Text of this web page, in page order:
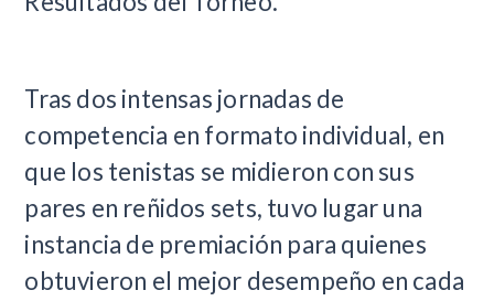
Tras dos intensas jornadas de
competencia en formato individual, en
que los tenistas se midieron con sus
pares en reñidos sets, tuvo lugar una
instancia de premiación para quienes
obtuvieron el mejor desempeño en cada